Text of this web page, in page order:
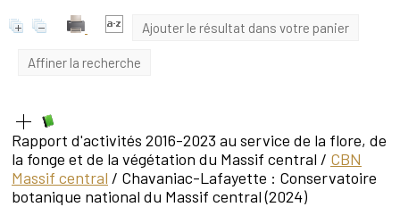
Ajouter le résultat dans votre panier
Affiner la recherche
Rapport d'activités 2016-2023 au service de la flore, de
la fonge et de la végétation du Massif central / CBN
Massif central / Chavaniac-Lafayette : Conservatoire
botanique national du Massif central (2024)